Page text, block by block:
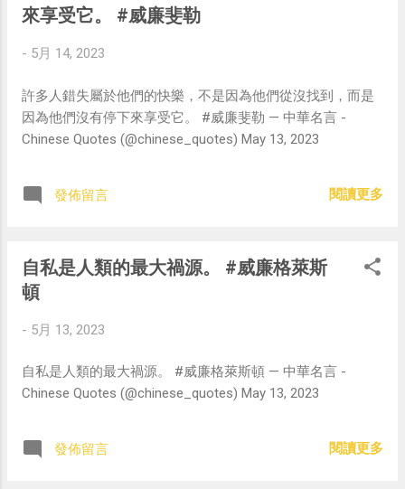
來享受它。 #威廉斐勒
- 5月 14, 2023
許多人錯失屬於他們的快樂，不是因為他們從沒找到，而是
因為他們沒有停下來享受它。 #威廉斐勒 — 中華名言 -
Chinese Quotes (@chinese_quotes) May 13, 2023
發佈留言 閱讀更多
自私是人類的最大禍源。 #威廉格萊斯
頓
- 5月 13, 2023
自私是人類的最大禍源。 #威廉格萊斯頓 — 中華名言 -
Chinese Quotes (@chinese_quotes) May 13, 2023
發佈留言 閱讀更多